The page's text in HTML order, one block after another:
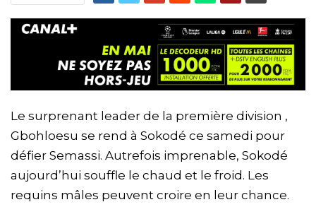
Le surprenant leader de la première division ,
Gbohloesu se rend à Sokodé ce samedi pour
défier Semassi. Autrefois imprenable, Sokodé
aujourd’hui souffle le chaud et le froid. Les
requins mâles peuvent croire en leur chance.